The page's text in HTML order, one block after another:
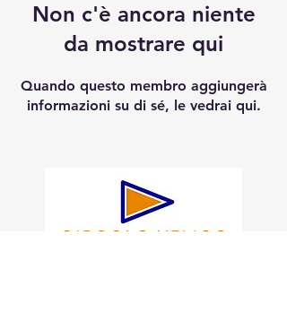
Non c'è ancora niente
da mostrare qui
Quando questo membro aggiungerà
informazioni su di sé, le vedrai qui.